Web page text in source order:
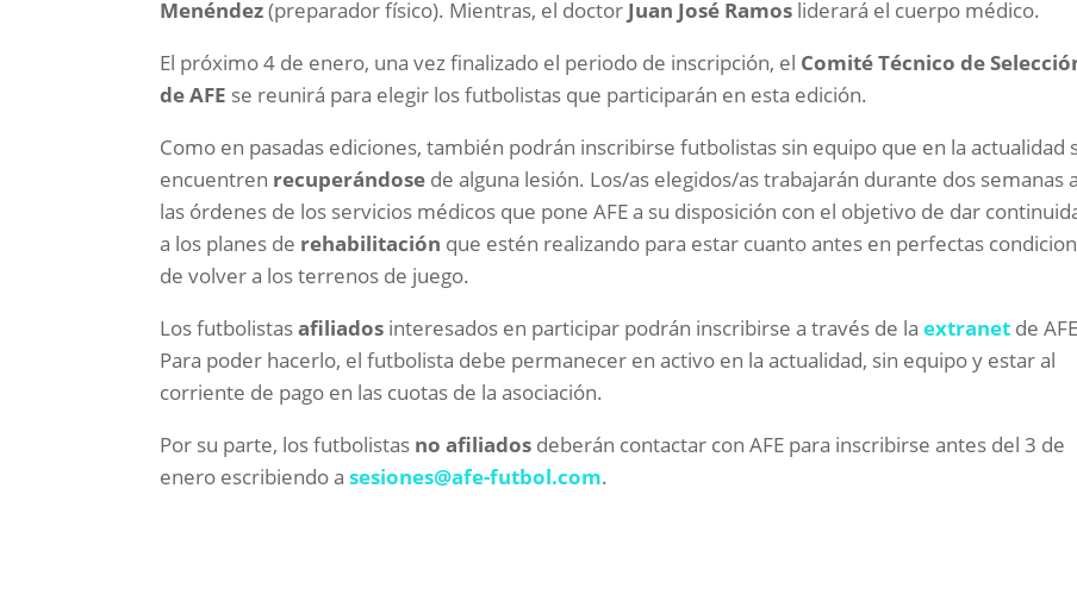
Menéndez(preparador físico). Mientras, el doctor Juan José Ramos liderará el cuerpo médico.
El próximo 4 de enero, una vez finalizado el periodo de inscripción, el Comité Técnico de
de AFE se reunirá para elegir los futbolistas que participarán en esta edición.
Como en pasadas ediciones, también podrán inscribirse futbolistas sin equipo que en la actualidad
encuentren recuperándose de alguna lesión. Los/as elegidos/as trabajarán durante dos semanas a
las órdenes de los servicios médicos que pone AFE a su disposición con el objetivo de dar
a los planes de rehabilitación que estén realizando para estar cuanto antes en perfectas
de volver a los terrenos de juego.
Los futbolistasafiliados interesados en participar podrán inscribirse a través de laextranet de
Para poder hacerlo, el futbolista debe permanecer en activo en la actualidad, sin equipo y estar al
corriente de pago en las cuotas de la asociación.
Por su parte, los futbolistas no afiliados deberán contactar con AFE para inscribirse antes del 3 de
enero escribiendo asesiones@afe-futbol.com.